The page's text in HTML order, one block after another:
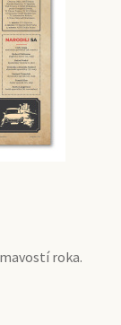
roka.